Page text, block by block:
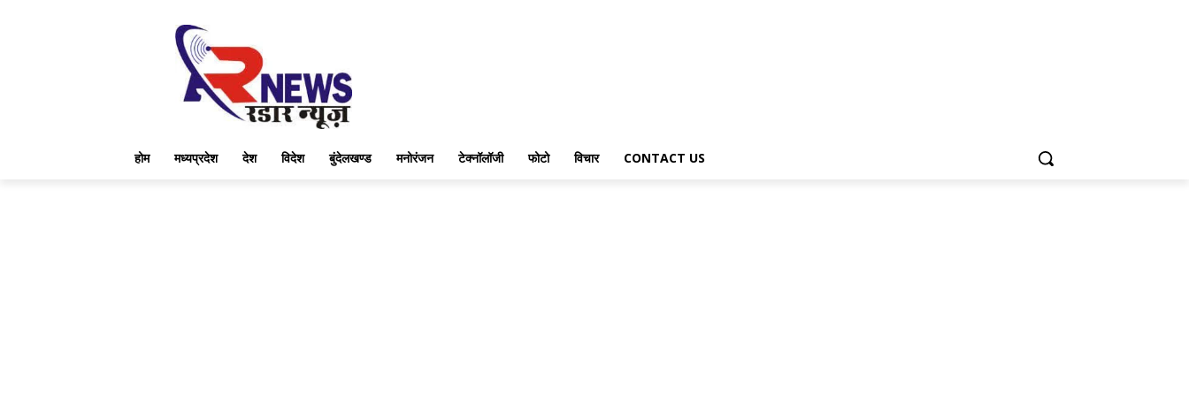
होम मध्यप्रदेश देश विदेश बुंदेलखण्ड मनोरंजन टेक्नॉलॉजी फोटो विचार CONTACT US